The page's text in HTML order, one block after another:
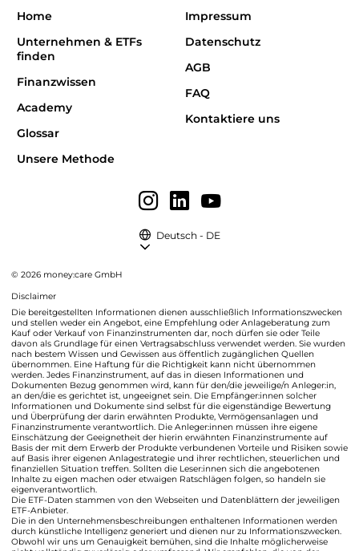
Home
Unternehmen & ETFs
finden
Finanzwissen
Academy
Glossar
Unsere Methode
Impressum
Datenschutz
AGB
FAQ
Kontaktiere uns
Deutsch - DE
© 2026 money:care GmbH
Disclaimer
Die bereitgestellten Informationen dienen ausschließlich Informationszwecken
und stellen weder ein Angebot, eine Empfehlung oder Anlageberatung zum
Kauf oder Verkauf von Finanzinstrumenten dar, noch dürfen sie oder Teile
davon als Grundlage für einen Vertragsabschluss verwendet werden. Sie wurden
nach bestem Wissen und Gewissen aus öffentlich zugänglichen Quellen
übernommen. Eine Haftung für die Richtigkeit kann nicht übernommen
werden. Jedes Finanzinstrument, auf das in diesen Informationen und
Dokumenten Bezug genommen wird, kann für den/die jeweilige/n Anleger:in,
an den/die es gerichtet ist, ungeeignet sein. Die Empfänger:innen solcher
Informationen und Dokumente sind selbst für die eigenständige Bewertung
und Überprüfung der darin erwähnten Produkte, Vermögensanlagen und
Finanzinstrumente verantwortlich. Die Anleger:innen müssen ihre eigene
Einschätzung der Geeignetheit der hierin erwähnten Finanzinstrumente auf
Basis der mit dem Erwerb der Produkte verbundenen Vorteile und Risiken sowie
auf Basis ihrer eigenen Anlagestrategie und ihrer rechtlichen, steuerlichen und
finanziellen Situation treffen. Sollten die Leser:innen sich die angebotenen
Inhalte zu eigen machen oder etwaigen Ratschlägen folgen, so handeln sie
eigenverantwortlich.
Die ETF-Daten stammen von den Webseiten und Datenblättern der jeweiligen
ETF-Anbieter.
Die in den Unternehmensbeschreibungen enthaltenen Informationen werden
durch künstliche Intelligenz generiert und dienen nur zu Informationszwecken.
Obwohl wir uns um Genauigkeit bemühen, sind die Inhalte möglicherweise